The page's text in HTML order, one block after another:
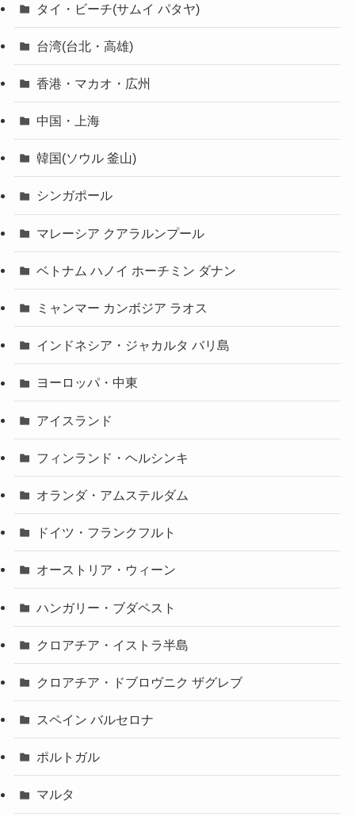
タイ・ビーチ(サムイ パタヤ)
台湾(台北・高雄)
香港・マカオ・広州
中国・上海
韓国(ソウル 釜山)
シンガポール
マレーシア クアラルンプール
ベトナム ハノイ ホーチミン ダナン
ミャンマー カンボジア ラオス
インドネシア・ジャカルタ バリ島
ヨーロッパ・中東
アイスランド
フィンランド・ヘルシンキ
オランダ・アムステルダム
ドイツ・フランクフルト
オーストリア・ウィーン
ハンガリー・ブダペスト
クロアチア・イストラ半島
クロアチア・ドブロヴニク ザグレブ
スペイン バルセロナ
ポルトガル
マルタ